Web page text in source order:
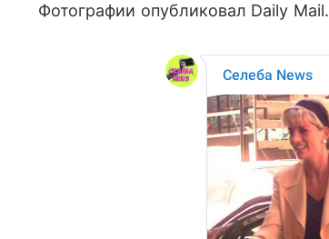
Фотографии опубликовал Daily Mail.